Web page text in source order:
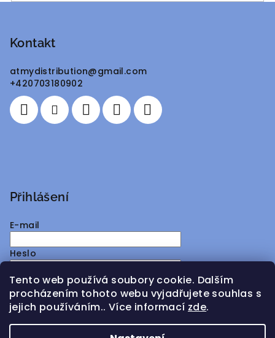
Tento web používá soubory cookie. Dalším
procházením tohoto webu vyjadřujete souhlas s
jejich používáním.. Více informací zde.
Kontakt
atmydistribution@gmail.com
+420703180902
Přihlášení
E-mail
Heslo
Přihlásit se
Nová registraceZapomenuté heslo